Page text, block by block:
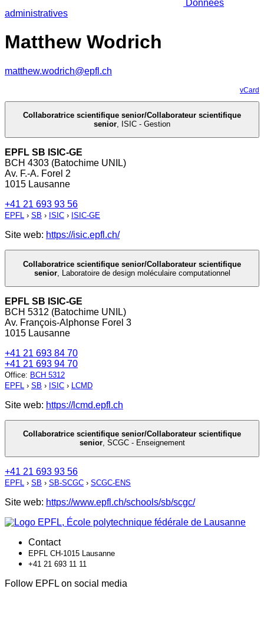
Données
administratives
Matthew Wodrich
matthew.wodrich@epfl.ch
vCard
Collaboratrice scientifique senior/Collaborateur scientifique
senior, ISIC - Gestion
EPFL SB ISIC-GE
BCH 4303 (Batochime UNIL)
Av. F.-A. Forel 2
1015 Lausanne
+41 21 693 93 56
EPFL › SB › ISIC › ISIC-GE
Site web: https://isic.epfl.ch/
Collaboratrice scientifique senior/Collaborateur scientifique
senior, Laboratoire de design moléculaire computationnel
EPFL SB ISIC-GE
BCH 5312 (Batochime UNIL)
Av. François-Alphonse Forel 3
1015 Lausanne
+41 21 693 84 70
+41 21 693 94 70
Office: BCH 5312
EPFL › SB › ISIC › LCMD
Site web: https://lcmd.epfl.ch
Collaboratrice scientifique senior/Collaborateur scientifique
senior, SCGC - Enseignement
+41 21 693 93 56
EPFL › SB › SB-SCGC › SCGC-ENS
Site web: https://www.epfl.ch/schools/sb/scgc/
Contact
EPFL CH-1015 Lausanne
+41 21 693 11 11
Follow EPFL on social media